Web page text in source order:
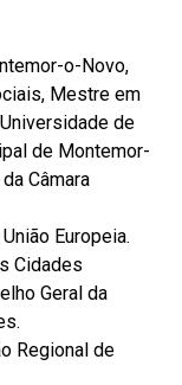
o-Novo,
Mestre em
de
de Montemor-
Câmara
Europeia.
Cidades
Geral da
Regional de